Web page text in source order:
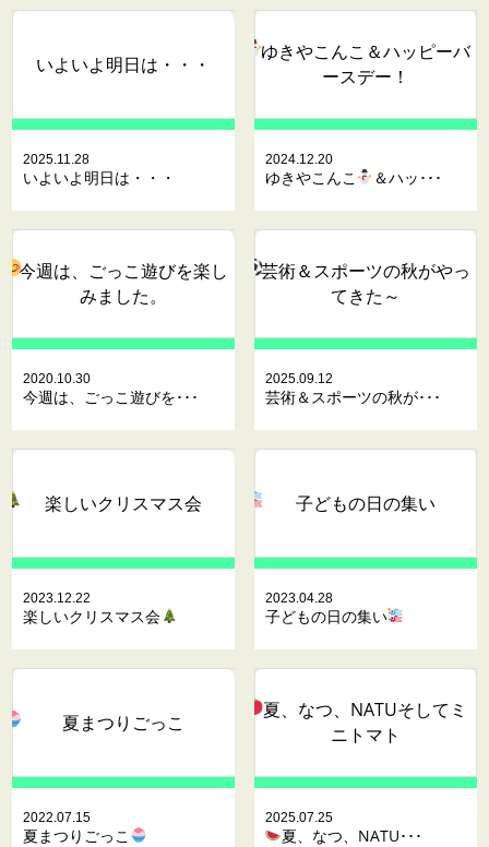
いよいよ明日は・・・
2025.11.28
いよいよ明日は・・・
ゆきやこんこ ＆ハッピーバ
ースデー！
2024.12.20
ゆきやこんこ ＆ハッ･･･
今週は、ごっこ遊びを楽し
みました。
2020.10.30
今週は、ごっこ遊びを･･･
芸術＆スポーツの秋がやっ
てきた～
2025.09.12
芸術＆スポーツの秋が･･･
楽しいクリスマス会
2023.12.22
楽しいクリスマス会
子どもの日の集い
2023.04.28
子どもの日の集い
夏まつりごっこ
2022.07.15
夏まつりごっこ
夏、なつ、NATUそしてミ
ニトマト
2025.07.25
夏、なつ、NATU･･･